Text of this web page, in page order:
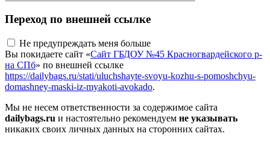
Переход по внешней ссылке
Не предупреждать меня больше
Вы покидаете сайт «Сайт ГБДОУ №45 Красногвардейского р-
на СПб» по внешней ссылке
https://dailybags.ru/stati/uluchshayte-svoyu-kozhu-s-pomoshchyu-
domashney-maski-iz-myakoti-avokado.
Мы не несем ответственности за содержимое сайта
dailybags.ru и настоятельно рекомендуем не указывать
никаких своих личных данных на сторонних сайтах.